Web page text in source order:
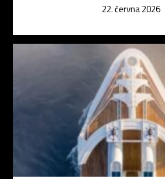
22. června 2026